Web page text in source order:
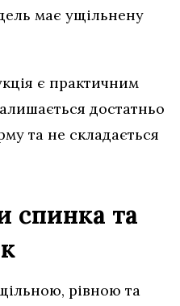
має ущільнену
є практичним
достатньо
та не складається
спинка та
рівною та